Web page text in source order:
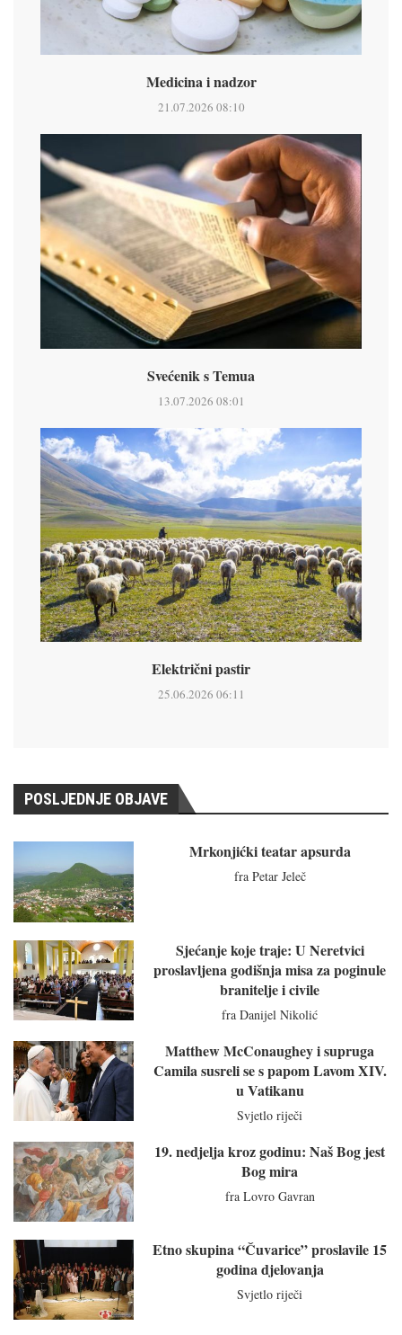
Medicina i nadzor
21.07.2026 08:10
Svećenik s Temua
13.07.2026 08:01
Električni pastir
25.06.2026 06:11
POSLJEDNJE OBJAVE
Mrkonjićki teatar apsurda
fra Petar Jeleč
Sjećanje koje traje: U Neretvici
proslavljena godišnja misa za poginule
branitelje i civile
fra Danijel Nikolić
Matthew McConaughey i supruga
Camila susreli se s papom Lavom XIV.
u Vatikanu
Svjetlo riječi
19. nedjelja kroz godinu: Naš Bog jest
Bog mira
fra Lovro Gavran
Etno skupina “Čuvarice” proslavile 15
godina djelovanja
Svjetlo riječi